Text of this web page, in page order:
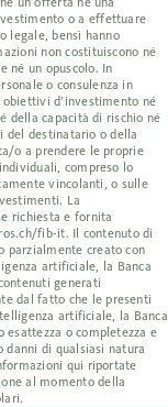
o a effettuare
legale, bensì hanno
non costituiscono né
né un opuscolo. In
o consulenza in
d’investimento né
della capacità di rischio né
del destinatario o della
o a prendere le proprie
compreso lo
vincolanti, o sulle
La
richiesta e fornita
fib-it. Il contenuto di
parzialmente creato con
artificiale, la Banca
generati
dal fatto che le presenti
artificiale, la Banca
esattezza o completezza e
di qualsiasi natura
qui riportate
al momento della